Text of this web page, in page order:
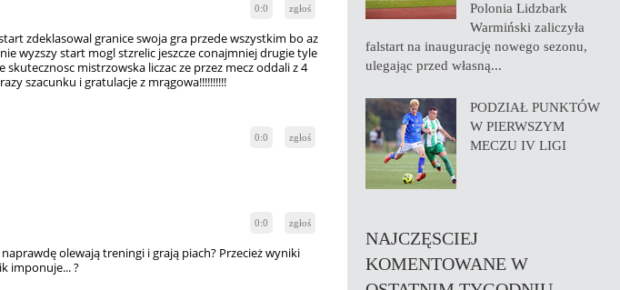
0:0 zgłoś
zdeklasowal granice swoja gra przede wszystkim bo az
wyzszy start mogl stzrelic jeszcze conajmniej drugie tyle
mistrzowska liczac ze przez mecz oddali z 4
szacunku i gratulacje z mrągowa!!!!!!!!!!
0:0 zgłoś
0:0 zgłoś
olewają treningi i grają piach? Przecież wyniki
imponuje... ?
Polonia Lidzbark
Warmiński zaliczyła
falstart na inaugurację nowego sezonu,
ulegając przed własną...
PODZIAŁ PUNKTÓW
W PIERWSZYM
MECZU IV LIGI
NAJCZĘSCIEJ
KOMENTOWANE W